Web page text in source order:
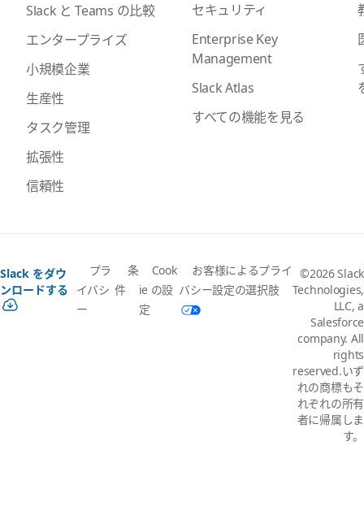
Slack と Teams の比較
エンタープライズ
小規模企業
生産性
タスク管理
拡張性
信頼性
セキュリティ
Enterprise Key
Management
Slack Atlas
すべての機能を見る
Slack をダウ
ンロードする
プラ
イバシ
ー
条
件
Cook
ie の設
定
お客様によるプライ
バシー設定の選択肢
©2026 Slack
Technologies,
LLC, a
Salesforce
company. All
rights
reserved.いず
れの商標もそ
れぞれの所有
者に帰属しま
す。